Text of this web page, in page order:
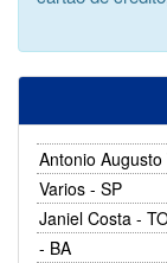
Antonio
Varios - SP
Janiel Costa -
- BA